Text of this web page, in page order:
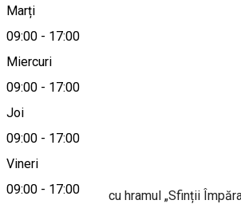
Marți
09:00 - 17:00
Miercuri
09:00 - 17:00
Joi
09:00 - 17:00
Vineri
09:00 - 17:00
Hartă
Despre
Biserica ortodoxă cu hramul „Sfinții